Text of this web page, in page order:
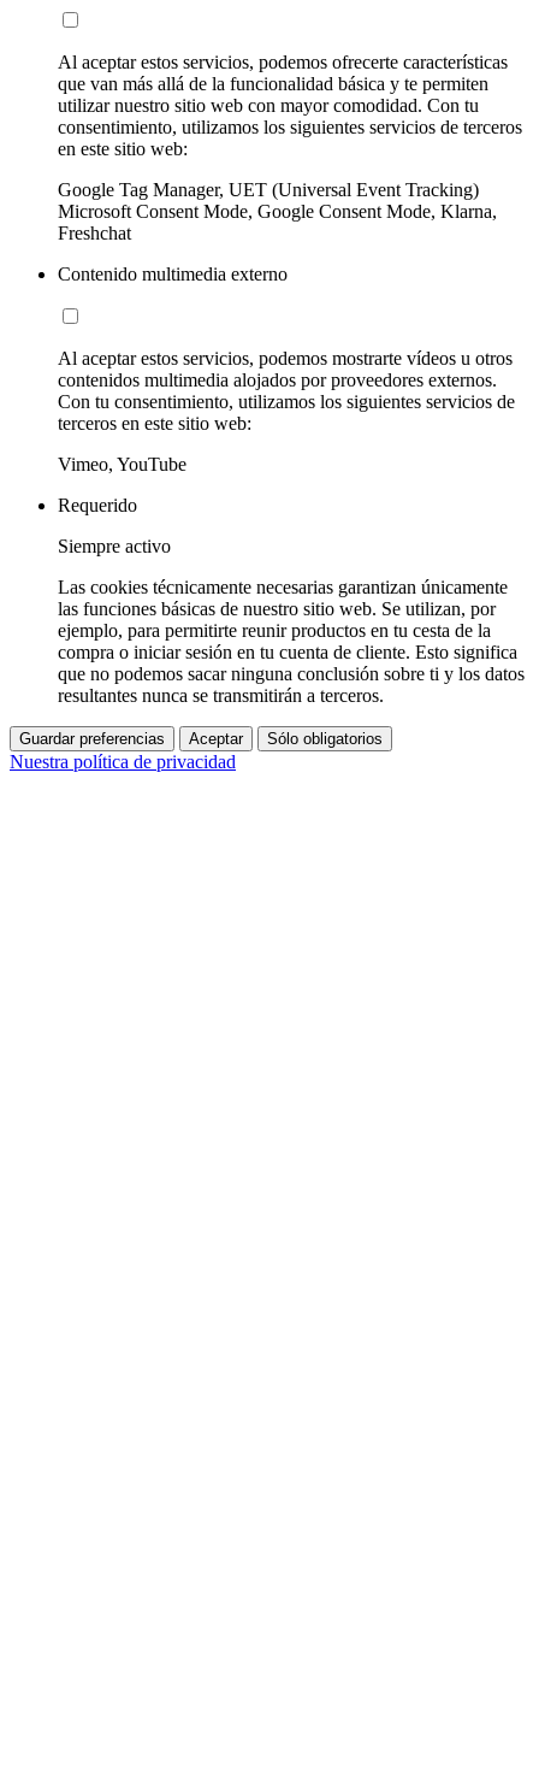
Al aceptar estos servicios, podemos ofrecerte características
que van más allá de la funcionalidad básica y te permiten
utilizar nuestro sitio web con mayor comodidad. Con tu
consentimiento, utilizamos los siguientes servicios de terceros
en este sitio web:
Google Tag Manager, UET (Universal Event Tracking)
Microsoft Consent Mode, Google Consent Mode, Klarna,
Freshchat
Contenido multimedia externo
Al aceptar estos servicios, podemos mostrarte vídeos u otros
contenidos multimedia alojados por proveedores externos.
Con tu consentimiento, utilizamos los siguientes servicios de
terceros en este sitio web:
Vimeo, YouTube
Requerido
Siempre activo
Las cookies técnicamente necesarias garantizan únicamente
las funciones básicas de nuestro sitio web. Se utilizan, por
ejemplo, para permitirte reunir productos en tu cesta de la
compra o iniciar sesión en tu cuenta de cliente. Esto significa
que no podemos sacar ninguna conclusión sobre ti y los datos
resultantes nunca se transmitirán a terceros.
Guardar preferencias Aceptar Sólo obligatorios
Nuestra política de privacidad